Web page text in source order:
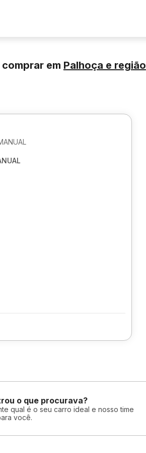
comprar em Palhoça e região
o que procurava?
qual é o seu carro ideal e nosso time
você.